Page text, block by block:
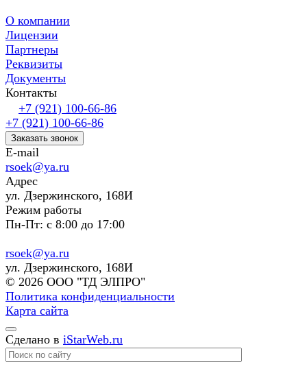
О компании
Лицензии
Партнеры
Реквизиты
Документы
Контакты
+7 (921) 100-66-86
+7 (921) 100-66-86
Заказать звонок
E-mail
rsoek@ya.ru
Адрес
ул. Дзержинского, 168И
Режим работы
Пн-Пт: с 8:00 до 17:00
rsoek@ya.ru
ул. Дзержинского, 168И
© 2026 ООО "ТД ЭЛПРО"
Политика конфиденциальности
Карта сайта
Сделано в iStarWeb.ru